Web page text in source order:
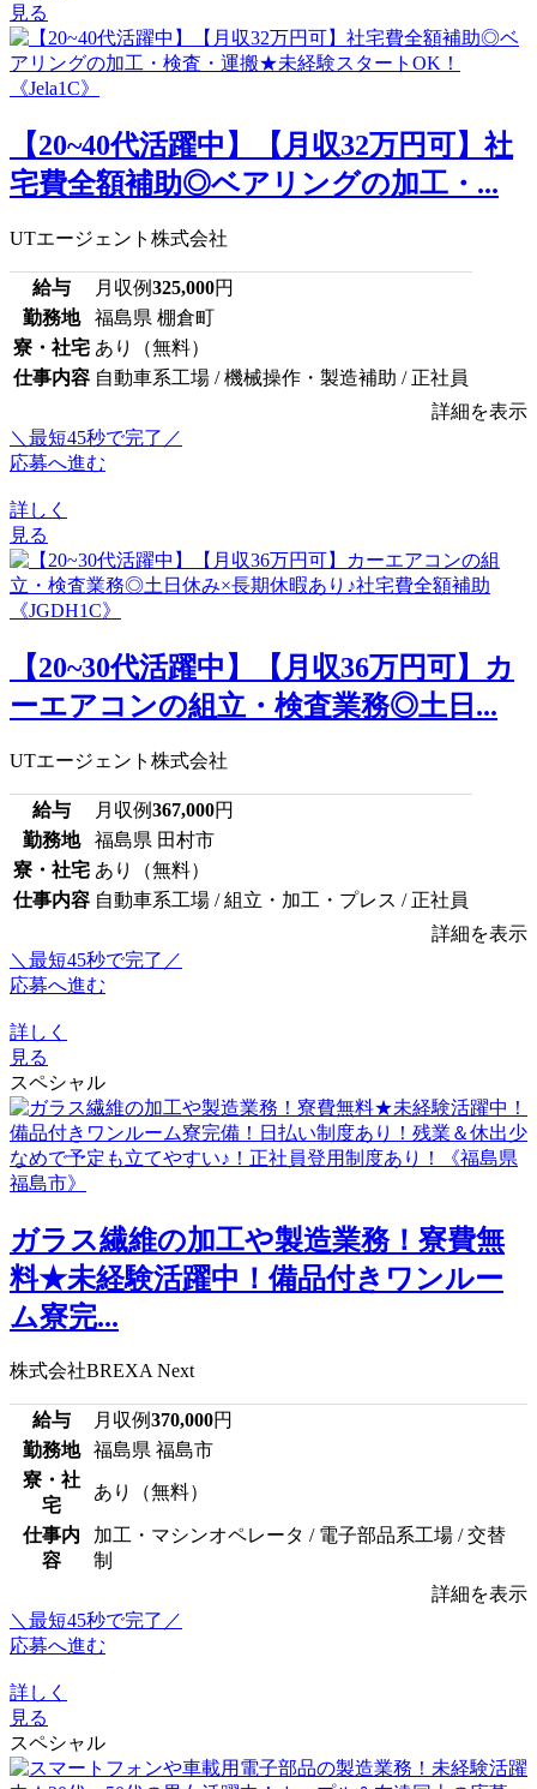
見る
【20~40代活躍中】【月収32万円可】社
宅費全額補助◎ベアリングの加工・...
UTエージェント株式会社
給与 月収例325,000円
勤務地
福島県 棚倉町
寮・社宅 あり（無料）
仕事内容 自動車系工場 / 機械操作・製造補助 / 正社員
詳細を表示
＼最短45秒で完了／
応募へ進む
詳しく
見る
【20~30代活躍中】【月収36万円可】カ
ーエアコンの組立・検査業務◎土日...
UTエージェント株式会社
給与 月収例367,000円
勤務地
福島県 田村市
寮・社宅 あり（無料）
仕事内容 自動車系工場 / 組立・加工・プレス / 正社員
詳細を表示
＼最短45秒で完了／
応募へ進む
詳しく
見る
スペシャル
ガラス繊維の加工や製造業務！寮費無
料★未経験活躍中！備品付きワンルー
ム寮完...
株式会社BREXA Next
給与 月収例370,000円
勤務地
福島県 福島市
寮・社
宅
あり（無料）
仕事内
容
加工・マシンオペレータ / 電子部品系工場 / 交替
制
詳細を表示
＼最短45秒で完了／
応募へ進む
詳しく
見る
スペシャル